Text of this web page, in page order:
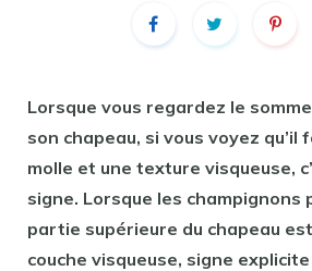
Lorsque vous regardez le
son chapeau, si vous voyez qu’il
molle et une texture visqueuse,
signe. Lorsque les champignons
partie supérieure du chapeau
couche visqueuse, signe